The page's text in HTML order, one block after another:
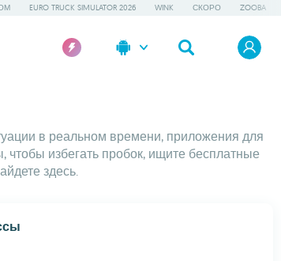
EURO TRUCK SIMULATOR 2026 WINK СКОРО ZOOBA
в реальном времени, приложения для
избегать пробок, ищите бесплатные
здесь.